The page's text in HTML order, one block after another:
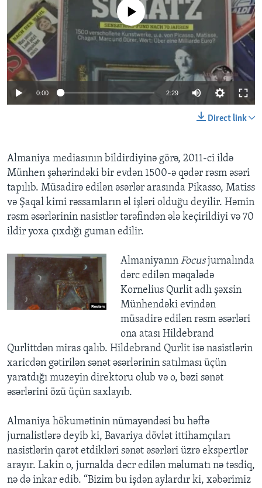
BIZI IZLƏYIN
No media source currently available
0:00 2:29
Direct link
Almaniya mediasının bildirdiyinə görə, 2011-ci ildə
Münhen şəhərindəki bir evdən 1500-ə qədər rəsm əsəri
tapılıb. Müsadirə edilən əsərlər arasında Pikasso, Matiss
və Şaqal kimi rəssamların əl işləri olduğu deyilir. Həmin
rəsm əsərlərinin nasistlər tərəfindən ələ keçirildiyi və 70
ildir yoxa çıxdığı guman edilir.
​Almaniyanın Focusjurnalında
dərc edilən məqalədə
Kornelius Qurlit adlı şəxsin
Münhendəki evindən
müsadirə edilən rəsm əsərləri
ona atası Hildebrand
Qurlittdən miras qalıb. Hildebrand Qurlit isə nasistlərin
xaricdən gətirilən sənət əsərlərinin satılması üçün
yaratdığı muzeyin direktoru olub və o, bəzi sənət
əsərlərini özü üçün saxlayıb.
Almaniya hökumətinin nümayəndəsi bu həftə
jurnalistlərə deyib ki, Bavariya dövlət ittihamçıları
nasistlərin qarət etdikləri sənət əsərləri üzrə ekspertlər
arayır. Lakin o, jurnalda dəcr edilən məlumatı nə təsdiq,
nə də inkar edib. “Bizim bu işdən aylardır ki, xəbərimiz